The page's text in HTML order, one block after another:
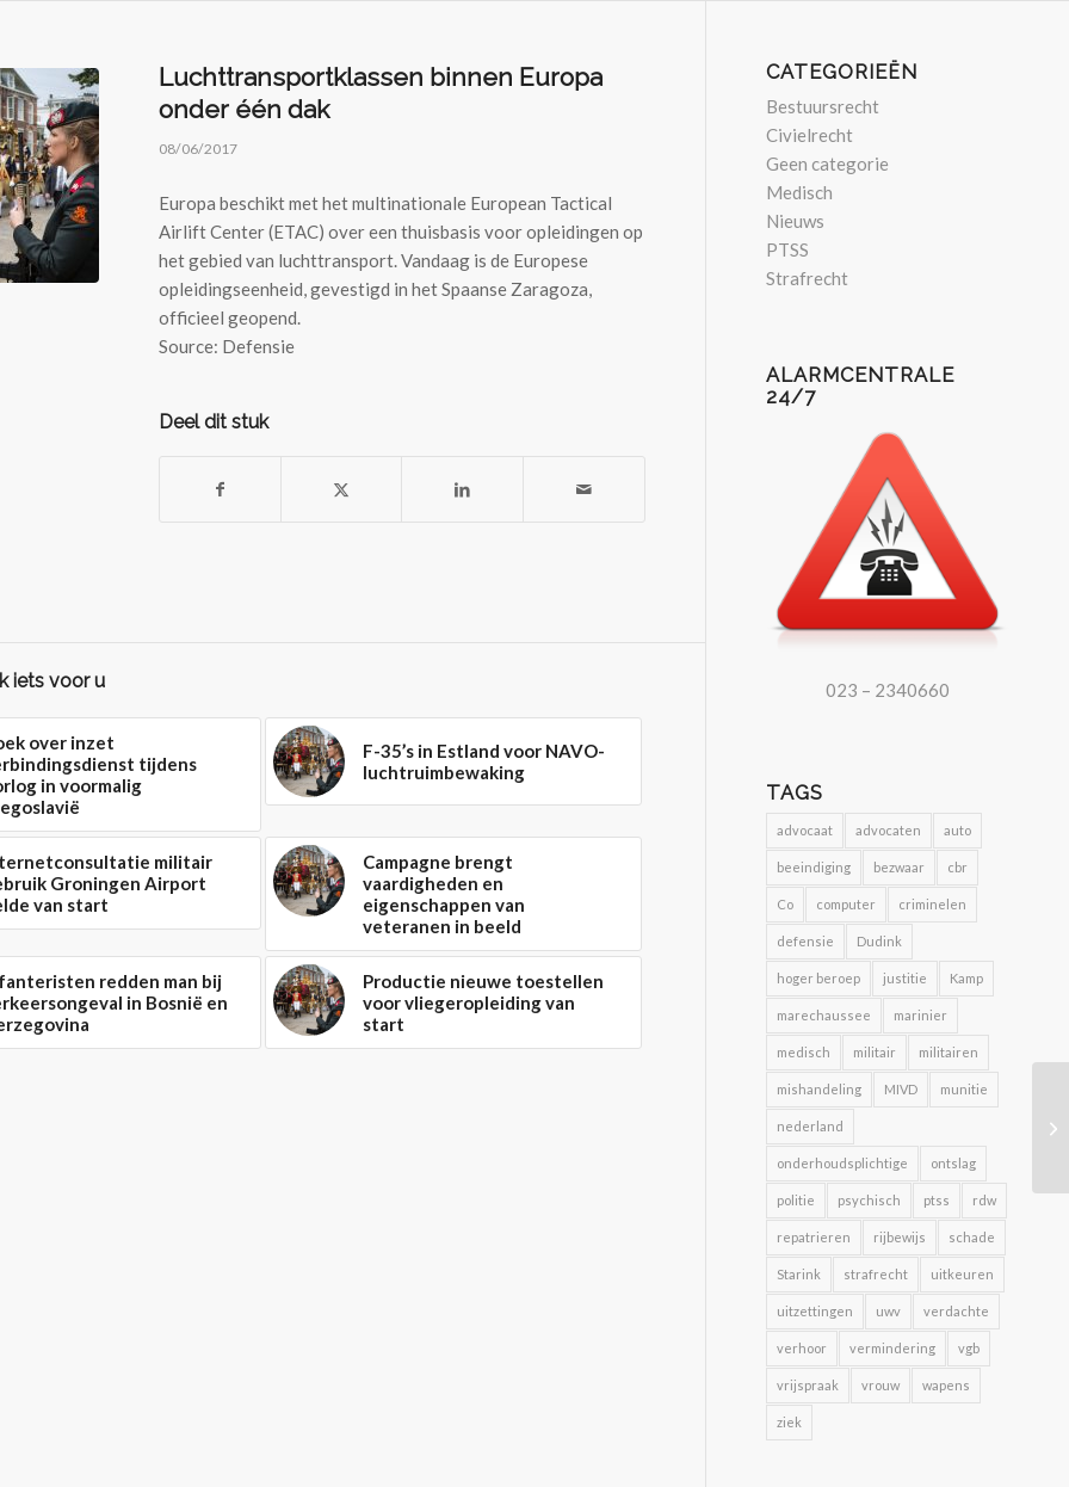
Luchttransportklassen binnen Europa
onder één dak
08/06/2017
Europa beschikt met het multinationale European Tactical
Airlift Center (ETAC) over een thuisbasis voor opleidingen op
het gebied van luchttransport. Vandaag is de Europese
opleidingseenheid, gevestigd in het Spaanse Zaragoza,
officieel geopend.
Source: Defensie
Deel dit stuk
iets voor u
over inzet
tijdens
in voormalig
F-35’s in Estland voor NAVO-
luchtruimbewaking
militair
Groningen Airport
van start
Campagne brengt
vaardigheden en
eigenschappen van
veteranen in beeld
redden man bij
in Bosnië en
Productie nieuwe toestellen
voor vliegeropleiding van
start
CATEGORIEËN
Bestuursrecht
Civielrecht
Geen categorie
Medisch
Nieuws
PTSS
Strafrecht
ALARMCENTRALE
24/7
023 – 2340660
TAGS
advocaat advocaten auto
beeindiging bezwaar cbr
Co computer criminelen
defensie Dudink
hoger beroep justitie Kamp
marechaussee marinier
medisch militair militairen
mishandeling MIVD munitie
nederland
onderhoudsplichtige ontslag
politie psychisch ptss rdw
repatrieren rijbewijs schade
Starink strafrecht uitkeuren
uitzettingen uwv verdachte
verhoor vermindering vgb
vrijspraak vrouw wapens
ziek